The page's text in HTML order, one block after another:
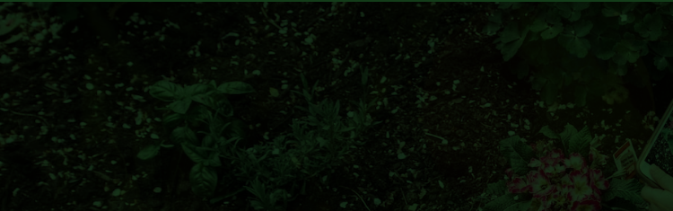
Bieżące wydarzenia
Przegląd mediów lokalnych
Blogi, portale i strony ogrodnicze, Youtube
Informacje i komunikaty OZ PZD-sq-pl
Wykaz wolnych działek w ROD Okręgu Elbląg 2021
Porady ogrodnicze
Co to jest PZD-sq-pl
Hymn i godło-sq-pl
Strona główna
Uchwały OZ PZD Elbląg-sq-pl
Uchwały KR PZD-sq-pl
Wzory dokumentów-sq-pl
Okręgowa